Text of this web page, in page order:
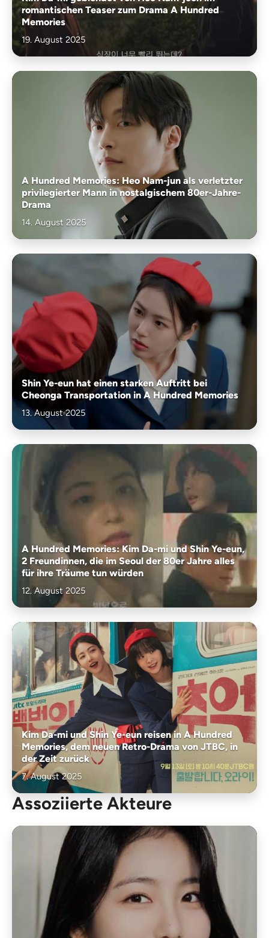
romantischen Teaser zum Drama A Hundred
Memories
19. August 2025
A Hundred Memories: Heo Nam-jun als verletzter
privilegierter Mann in nostalgischem 80er-Jahre-
Drama
14. August 2025
Shin Ye-eun hat einen starken Auftritt bei
Cheonga Transportation in A Hundred Memories
13. August 2025
A Hundred Memories: Kim Da-mi und Shin Ye-eun,
2 Freundinnen, die im Seoul der 80er Jahre alles
für ihre Träume tun würden
12. August 2025
Kim Da-mi und Shin Ye-eun reisen in A Hundred
Memories, dem neuen Retro-Drama von JTBC, in
der Zeit zurück
7. August 2025
Assoziierte Akteure